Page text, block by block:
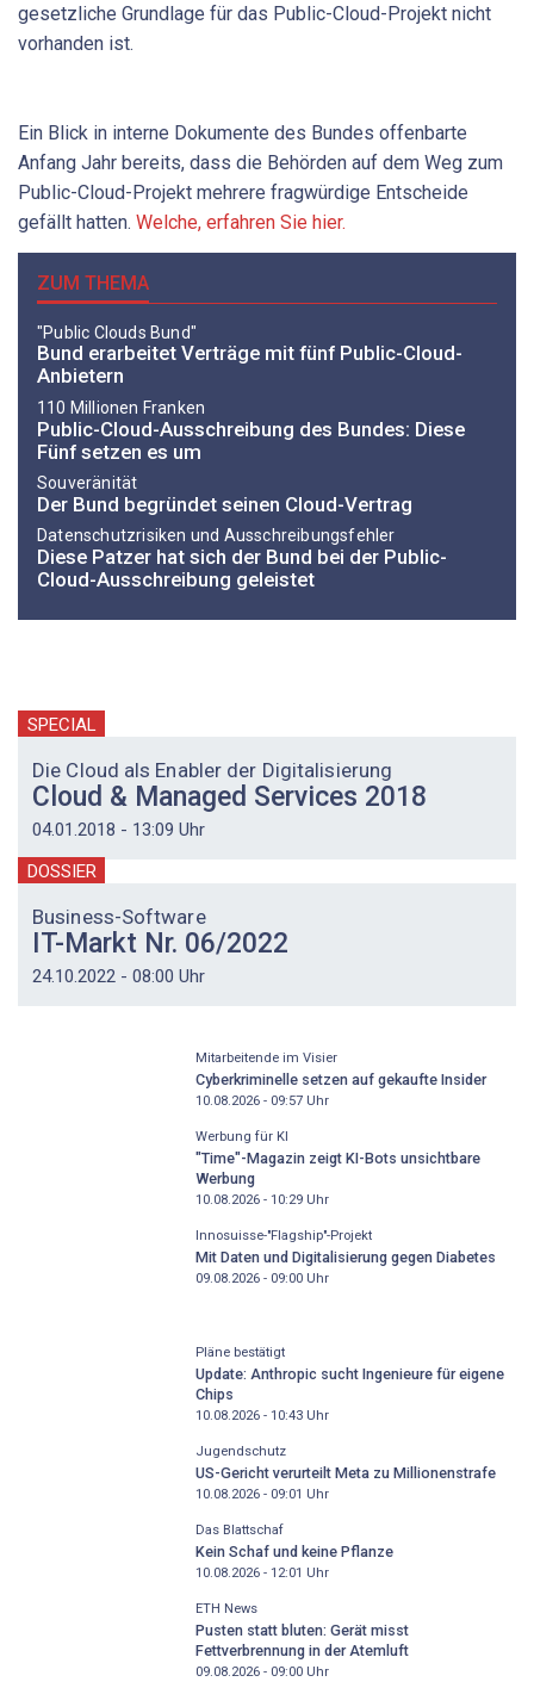
gesetzliche Grundlage für das Public-Cloud-Projekt nicht
vorhanden ist.
Ein Blick in interne Dokumente des Bundes offenbarte
Anfang Jahr bereits, dass die Behörden auf dem Weg zum
Public-Cloud-Projekt mehrere fragwürdige Entscheide
gefällt hatten. Welche, erfahren Sie hier.
ZUM THEMA
"Public Clouds Bund"
Bund erarbeitet Verträge mit fünf Public-Cloud-
Anbietern
110 Millionen Franken
Public-Cloud-Ausschreibung des Bundes: Diese
Fünf setzen es um
Souveränität
Der Bund begründet seinen Cloud-Vertrag
Datenschutzrisiken und Ausschreibungsfehler
Diese Patzer hat sich der Bund bei der Public-
Cloud-Ausschreibung geleistet
SPECIAL
Die Cloud als Enabler der Digitalisierung
Cloud & Managed Services 2018
04.01.2018 - 13:09 Uhr
DOSSIER
Business-Software
IT-Markt Nr. 06/2022
24.10.2022 - 08:00 Uhr
Mitarbeitende im Visier
Cyberkriminelle setzen auf gekaufte Insider
10.08.2026 - 09:57Uhr
Werbung für KI
"Time"-Magazin zeigt KI-Bots unsichtbare
Werbung
10.08.2026 - 10:29Uhr
Innosuisse-"Flagship"-Projekt
Mit Daten und Digitalisierung gegen Diabetes
09.08.2026 - 09:00Uhr
Pläne bestätigt
Update: Anthropic sucht Ingenieure für eigene
Chips
10.08.2026 - 10:43Uhr
Jugendschutz
US-Gericht verurteilt Meta zu Millionenstrafe
10.08.2026 - 09:01 Uhr
Das Blattschaf
Kein Schaf und keine Pflanze
10.08.2026 - 12:01 Uhr
ETH News
Pusten statt bluten: Gerät misst
Fettverbrennung in der Atemluft
09.08.2026 - 09:00Uhr